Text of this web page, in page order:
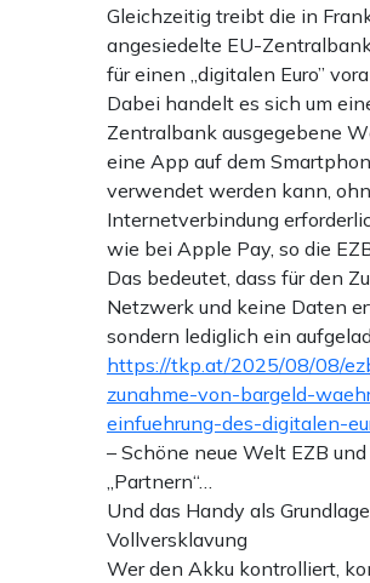
Gleichzeitig treibt die in
angesiedelte EU-
für einen „digitalen Euro”
Dabei handelt es sich um
Zentralbank ausgegebene
eine App auf dem
verwendet werden kann,
Internetverbindung
wie bei Apple Pay, so die
Das bedeutet, dass für den
Netzwerk und keine Daten
sondern lediglich ein
https://tkp.at/2025/08/08/
zunahme-von-bargeld-
einfuehrung-des-digitalen-
– Schöne neue Welt EZB
„Partnern“…
Und das Handy als
Vollversklavung
Wer den Akku kontrolliert,